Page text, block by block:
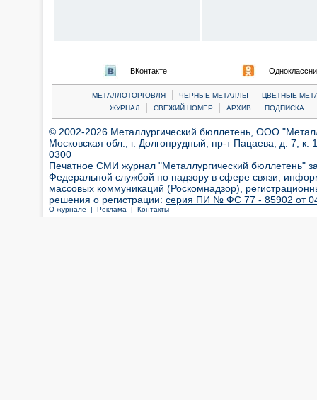
ВКонтакте
МЕТАЛЛОТОРГОВЛЯ | ЧЕРНЫЕ МЕТАЛЛЫ |
ЦВЕТНЫЕ
ЖУРНАЛ
| СВЕЖИЙ НОМЕР | АРХИВ | ПОДПИСКА |
© 2002-2026 Металлургический бюллетень, ООО
Московская обл., г. Долгопрудный, пр-т Пацаева, д. 7,
0300
Печатное СМИ журнал "Металлургический бюллетень"
Федеральной службой по надзору в сфере связи,
массовых коммуникаций (Роскомнадзор),
решения о регистрации: серия ПИ № ФС 77 - 85902 от 04
О журнале | Реклама | Контакты